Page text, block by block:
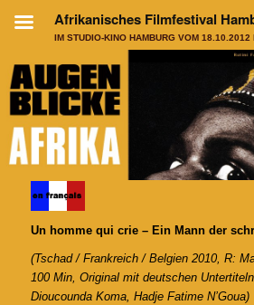
Un homme qui crie – Ein Mann der
(Tschad / Frankreich / Belgien 2010, R:
100 Min,Original mit deutschen Untertiteln
Dioucounda Koma, Hadje Fatime N’Goua)